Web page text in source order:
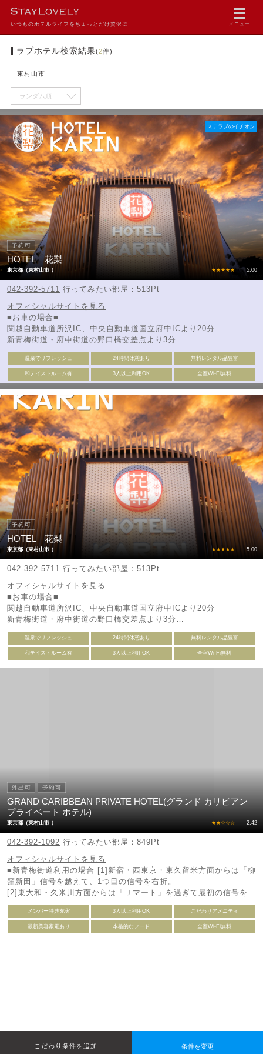
いつものホテルライフをちょっとだけ贅沢に メニュー
ラブホテル検索結果(2件)
東村山市
ステラブのイチオシ
HOTEL 花梨
東京都（東村山市 ） ★★★★★ 5.00
042-392-5711 行ってみたい部屋：513Pt
オフィシャルサイトを見る
■お車の場合■
関越自動車道所沢IC、中央自動車道国立府中ICより20分
新青梅街道・府中街道の野口橋交差点より3分
◎東村山浄水場北側
□電車の場合□
西武新宿線東村山駅より徒歩15分・車3分
温泉でリフレッシュ 24時間休憩あり 無料レンタル品豊富
和テイストルーム有 3人以上利用OK 全室Wi-Fi無料
HOTEL 花梨
東京都（東村山市 ） ★★★★★ 5.00
042-392-5711 行ってみたい部屋：513Pt
オフィシャルサイトを見る
■お車の場合■
関越自動車道所沢IC、中央自動車道国立府中ICより20分
新青梅街道・府中街道の野口橋交差点より3分
◎東村山浄水場北側
□電車の場合□
温泉でリフレッシュ 24時間休憩あり 無料レンタル品豊富
和テイストルーム有 3人以上利用OK 全室Wi-Fi無料
GRAND CARIBBEAN PRIVATE HOTEL(グランド カリビアン
プライベート ホテル)
東京都（東村山市 ） ★★☆☆☆ 2.42
042-392-1092 行ってみたい部屋：849Pt
オフィシャルサイトを見る
■新青梅街道利用の場合 [1]新宿・西東京・東久留米方面からは「柳
窪新田」信号を越えて、1つ目の信号を右折。
[2]東大和・久米川方面からは「Ｊマート」を過ぎて最初の信号を左
折。 ☆[1][2]いずれも『サイゼリヤ』さんが目印です
メンバー特典充実 3人以上利用OK こだわりアメニティ
最新美容家電あり 本格的なフード 全室Wi-Fi無料
条件を変更